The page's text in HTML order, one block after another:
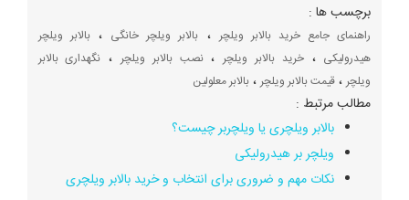
برچسب ها :
راهنمای جامع خرید بالابر ویلچر ، بالابر ویلچر خانگی ،بالابر ویلچر
هیدرولیکی ،خرید بالابر ویلچر،نصب بالابر ویلچر، نگهداری بالابر
ویلچر، قیمت بالابر ویلچر، بالابر معلولین
مطالب مرتبط :
بالابر ویلچری یا ویلچربر چیست؟
ویلچر بر هیدرولیکی
نکات مهم و ضروری برای انتخاب و خرید بالابر ویلچری